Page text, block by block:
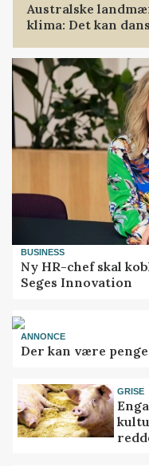
Australske
klima: Det kan
BUSINESS
Ny HR-chef skal
Seges Innovation
ANNONCE
Der kan være
GRISE